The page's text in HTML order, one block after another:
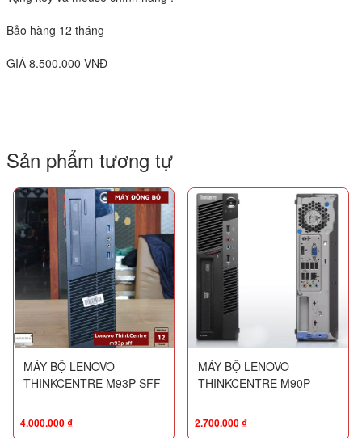
Bảo hàng 12 tháng
GIÁ 8.500.000 VNĐ
Sản phẩm tương tự
MÁY BỘ LENOVO
THINKCENTRE M93P SFF
4.000.000₫
MÁY BỘ LENOVO
THINKCENTRE M90P
2.700.000₫